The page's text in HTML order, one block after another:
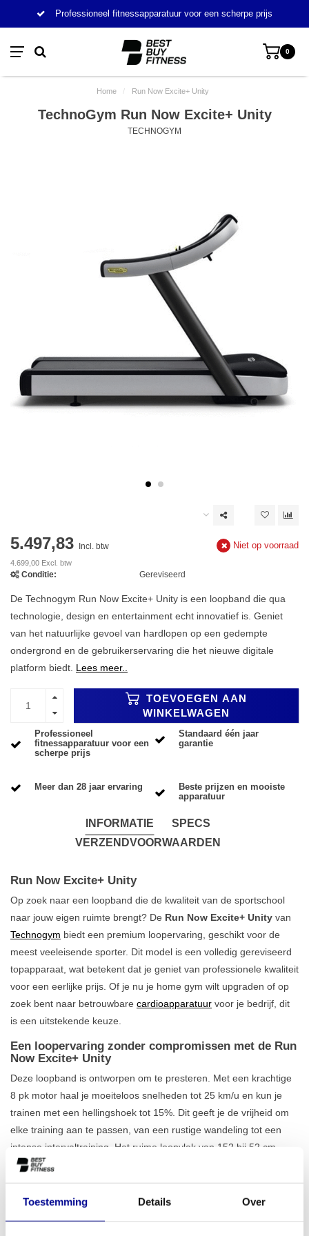
Toestemming Details Over
Professioneel fitnessapparatuur voor een scherpe prijs
0
Home / Run Now Excite+ Unity
TechnoGym Run Now Excite+ Unity
TECHNOGYM
5.497,83 Incl. btw
4.699,00 Excl. btw
Niet op voorraad
Conditie: Gereviseerd
De Technogym Run Now Excite+ Unity is een loopband die qua
technologie, design en entertainment echt innovatief is. Geniet
van het natuurlijke gevoel van hardlopen op een gedempte
ondergrond en de gebruikerservaring die het nieuwe digitale
platform biedt. Lees meer..
TOEVOEGEN AAN
WINKELWAGEN
Professioneel
fitnessapparatuur voor een
scherpe prijs
Standaard één jaar
garantie
Meer dan 28 jaar ervaring
Beste prijzen en mooiste
apparatuur
INFORMATIE
SPECS
VERZENDVOORWAARDEN
Run Now Excite+ Unity
Op zoek naar een loopband die de kwaliteit van de sportschool
naar jouw eigen ruimte brengt? De Run Now Excite+ Unity van
Technogym biedt een premium loopervaring, geschikt voor de
meest veeleisende sporter. Dit model is een volledig gereviseerd
topapparaat, wat betekent dat je geniet van professionele kwaliteit
voor een eerlijke prijs. Of je nu je home gym wilt upgraden of op
zoek bent naar betrouwbare cardioapparatuur voor je bedrijf, dit
is een uitstekende keuze.
Een loopervaring zonder compromissen met de Run
Now Excite+ Unity
Deze loopband is ontworpen om te presteren. Met een krachtige
8 pk motor haal je moeiteloos snelheden tot 25 km/u en kun je
trainen met een hellingshoek tot 15%. Dit geeft je de vrijheid om
elke training aan te passen, van een rustige wandeling tot een
intense intervaltraining. Het ruime loopvlak van 152 bij 52 cm
zorgt daarbij voor comfort en veiligheid, zelfs op hoge snelheid.
Weet je niet zeker of dit model de juiste is? Bekijk dan ons
complete aanbod
professionele loopbanden